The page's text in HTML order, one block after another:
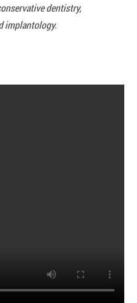
dentistry,
implantology.